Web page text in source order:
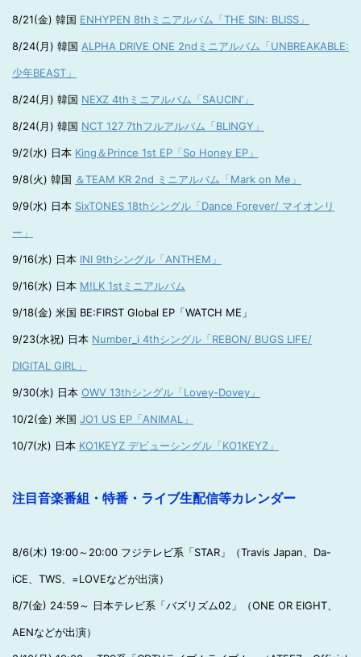
8/21(金) 韓国 ENHYPEN 8thミニアルバム「THE SIN: BLISS」
8/24(月) 韓国 ALPHA DRIVE ONE 2ndミニアルバム「UNBREAKABLE:
少年BEAST」
8/24(月) 韓国 NEXZ 4thミニアルバム「SAUCIN’」
8/24(月) 韓国 NCT 127 7thフルアルバム「BLINGY」
9/2(水) 日本 King＆Prince 1st EP「So Honey EP」
9/8(火) 韓国 ＆TEAM KR 2nd ミニアルバム「Mark on Me」
9/9(水) 日本 SixTONES 18thシングル「Dance Forever/ マイオンリ
ー」
9/16(水) 日本 INI 9thシングル「ANTHEM」
9/16(水) 日本 M!LK 1stミニアルバム
9/18(金) 米国 BE:FIRST Global EP「WATCH ME」
9/23(水祝) 日本 Number_i 4thシングル「REBON/ BUGS LIFE/
DIGITAL GIRL」
9/30(水) 日本 OWV 13thシングル「Lovey-Dovey」
10/2(金) 米国 JO1 US EP「ANIMAL」
10/7(水) 日本 KO1KEYZ デビューシングル「KO1KEYZ」
注目音楽番組・特番・ライブ生配信等カレンダー
8/6(木) 19:00～20:00 フジテレビ系「STAR」（Travis Japan、Da-
iCE、TWS、=LOVEなどが出演）
8/7(金) 24:59～ 日本テレビ系「バズリズム02」（ONE OR EIGHT、
AENなどが出演）